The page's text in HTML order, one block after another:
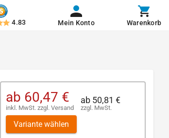
4.83 Mein Konto Warenkorb
ab 60,47 €
inkl. MwSt. zzgl. Versand
ab 50,81 €
zzgl. MwSt.
Variante wählen